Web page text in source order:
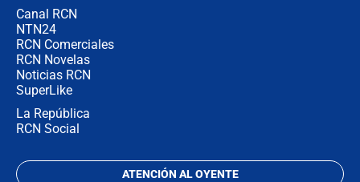
Canal RCN
NTN24
RCN Comerciales
RCN Novelas
Noticias RCN
SuperLike
La República
RCN Social
ATENCIÓN AL OYENTE